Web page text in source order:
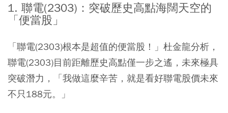
1. 聯電(2303)：突破歷史高點海闊天空的
「便當股」
「聯電(2303)根本是超值的便當股！」杜金龍分析，
聯電(2303)目前距離歷史高點僅一步之遙，未來極具
突破潛力，「我做這麼辛苦，就是看好聯電股價未來
不只188元。」